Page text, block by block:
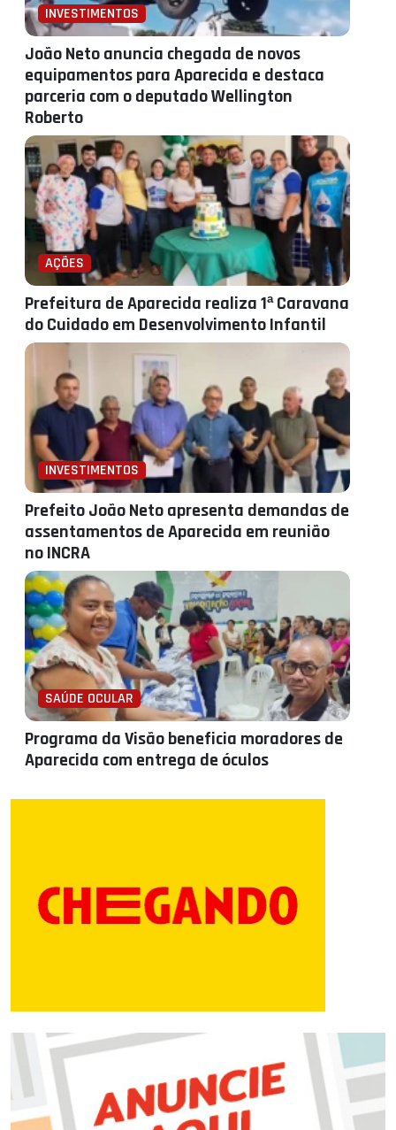
INVESTIMENTOS
João Neto anuncia chegada de novos
equipamentos para Aparecida e destaca
parceria com o deputado Wellington
Roberto
AÇÕES
Prefeitura de Aparecida realiza 1ª Caravana
do Cuidado em Desenvolvimento Infantil
INVESTIMENTOS
Prefeito João Neto apresenta demandas de
assentamentos de Aparecida em reunião
no INCRA
SAÚDE OCULAR
Programa da Visão beneficia moradores de
Aparecida com entrega de óculos